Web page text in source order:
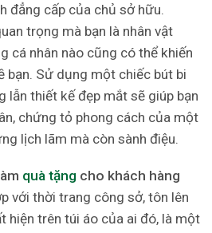
đẳng cấp của chủ sở hữu.
trọng mà bạn là nhân vật
cá nhân nào cũng có thể khiến
bạn. Sử dụng một chiếc bút bi
lẫn thiết kế đẹp mắt sẽ giúp bạn
chứng tỏ phong cách của một
lịch lãm mà còn sành điệu.
quà tặng cho khách hàng
với thời trang công sở, tôn lên
hiện trên túi áo của ai đó, là một